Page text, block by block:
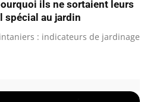
ils ne sortaient leurs
spécial au jardin
: indicateurs de jardinage